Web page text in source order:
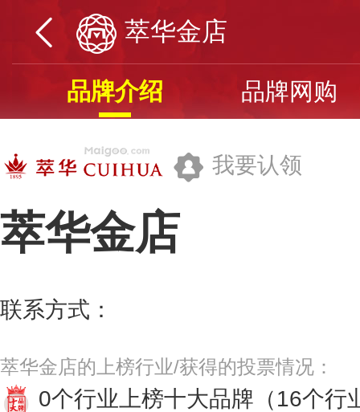
萃华金店
品牌介绍 品牌网购
我要认领
萃华金店
联系方式：
萃华金店的上榜行业/获得的投票情况：
0个行业上榜十大品牌 （16个行